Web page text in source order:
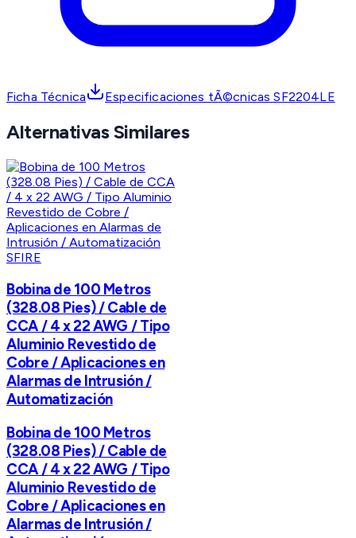
Ficha Técnica Especificaciones tÃ©cnicas SF2204LE
Alternativas Similares
SFIRE
Bobina de 100 Metros
(328.08 Pies) / Cable de
CCA / 4 x 22 AWG / Tipo
Aluminio Revestido de
Cobre / Aplicaciones en
Alarmas de Intrusión /
Automatización
Bobina de 100 Metros
(328.08 Pies) / Cable de
CCA / 4 x 22 AWG / Tipo
Aluminio Revestido de
Cobre / Aplicaciones en
Alarmas de Intrusión /